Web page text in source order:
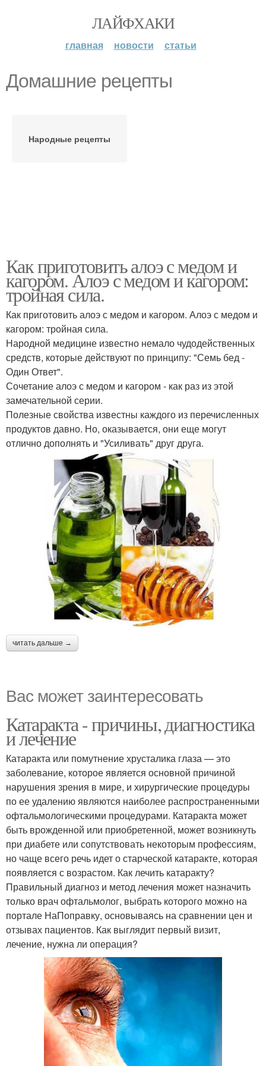
ЛАЙФХАКИ
главная новости статьи
Домашние рецепты
Народные рецепты
Как приготовить алоэ с медом и
кагором. Алоэ с медом и кагором:
тройная сила.
Как приготовить алоэ с медом и кагором. Алоэ с медом и
кагором: тройная сила.
Народной медицине известно немало чудодейственных
средств, которые действуют по принципу: "Семь бед -
Один Ответ".
Сочетание алоэ с медом и кагором - как раз из этой
замечательной серии.
Полезные свойства известны каждого из перечисленных
продуктов давно. Но, оказывается, они еще могут
отлично дополнять и "Усиливать" друг друга.
читать дальше →
Вас может заинтересовать
Катаракта - причины, диагностика
и лечение
Катаракта или помутнение хрусталика глаза — это
заболевание, которое является основной причиной
нарушения зрения в мире, и хирургические процедуры
по ее удалению являются наиболее распространенными
офтальмологическими процедурами. Катаракта может
быть врожденной или приобретенной, может возникнуть
при диабете или сопутствовать некоторым профессиям,
но чаще всего речь идет о старческой катаракте, которая
появляется с возрастом. Как лечить катаракту?
Правильный диагноз и метод лечения может назначить
только врач офтальмолог, выбрать которого можно на
портале НаПоправку, основываясь на сравнении цен и
отзывах пациентов. Как выглядит первый визит,
лечение, нужна ли операция?